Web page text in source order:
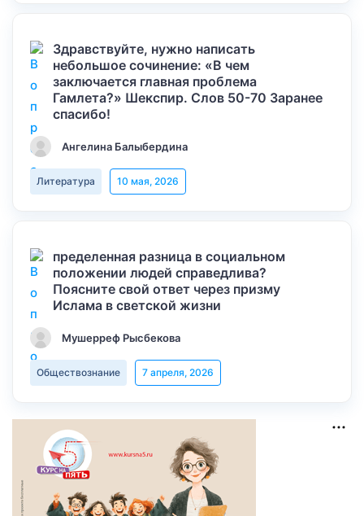
Здравствуйте, нужно написать
небольшое сочинение: «В чем
заключается главная проблема
Гамлета?» Шекспир. Слов 50-70 Заранее
спасибо!
Ангелина Балыбердина
Литература 10 мая, 2026
пределенная разница в социальном
положении людей справедлива?
Поясните свой ответ через призму
Ислама в светской жизни
Мушерреф Рысбекова
Обществознание 7 апреля, 2026